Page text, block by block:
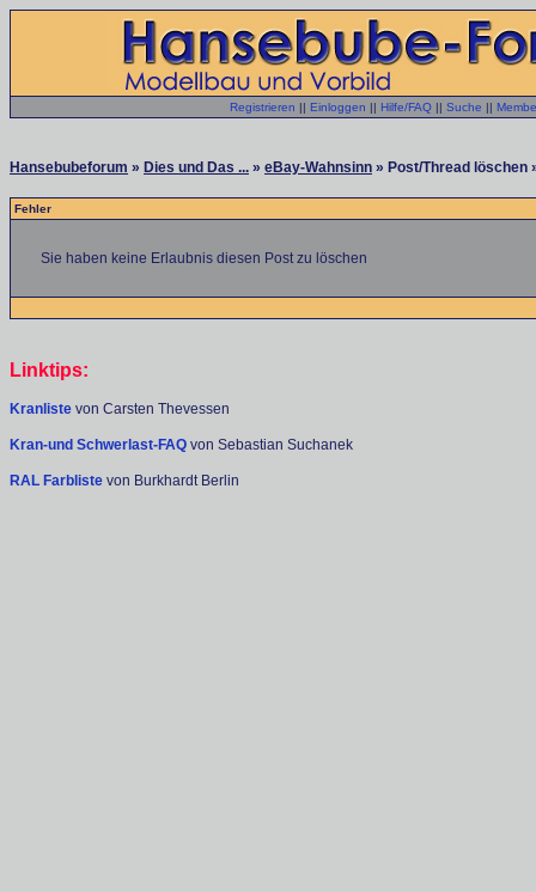
Registrieren || Einloggen || Hilfe/FAQ || Suche ||
Hansebubeforum » Dies und Das ... » eBay-Wahnsinn » Post/Thread löschen
Fehler
Sie haben keine Erlaubnis diesen Post zu löschen
Linktips:
Kranliste von Carsten Thevessen
Kran-und Schwerlast-FAQ von Sebastian Suchanek
RAL Farbliste von Burkhardt Berlin